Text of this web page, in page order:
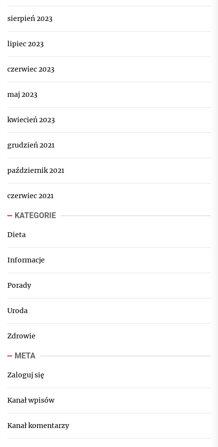
sierpień 2023
lipiec 2023
czerwiec 2023
maj 2023
kwiecień 2023
grudzień 2021
październik 2021
czerwiec 2021
KATEGORIE
Dieta
Informacje
Porady
Uroda
Zdrowie
META
Zaloguj się
Kanał wpisów
Kanał komentarzy